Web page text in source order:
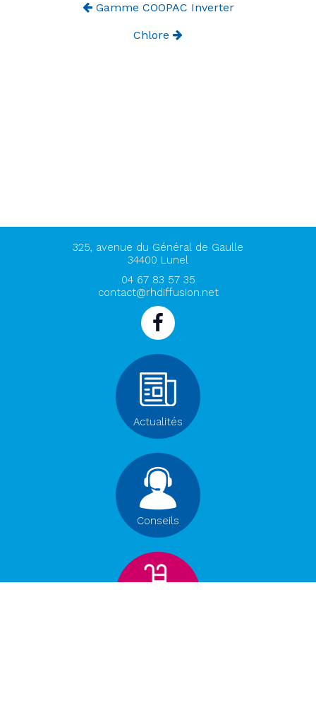
Gamme COOPAC Inverter
Chlore
325, avenue du Général de Gaulle
34400 Lunel
04 67 83 57 35
contact@rhdiffusion.net
Actualités
Conseils